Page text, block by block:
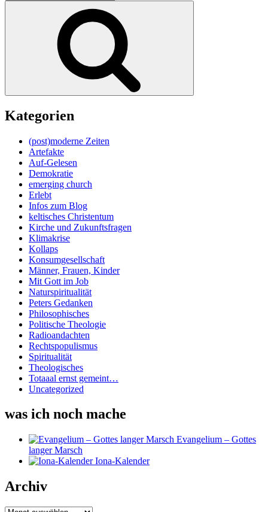
nach:
Kategorien
(post)moderne Zeiten
Artefakte
Auf-Gelesen
Demokratie
emerging church
Erlebt
Infos zum Blog
keltisches Christentum
Kirche und Zukunftsfragen
Klimakrise
Kollaps
Konsumgesellschaft
Männer, Frauen, Kinder
Mit Gott im Job
Naturspiritualität
Peters Gedanken
Philosophisches
Politische Theologie
Radioandachten
Rechtspopulismus
Spiritualität
Theologisches
Totaaal ernst gemeint…
Uncategorized
was ich noch mache
Evangelium – Gottes
langer Marsch
Iona-Kalender
Archiv